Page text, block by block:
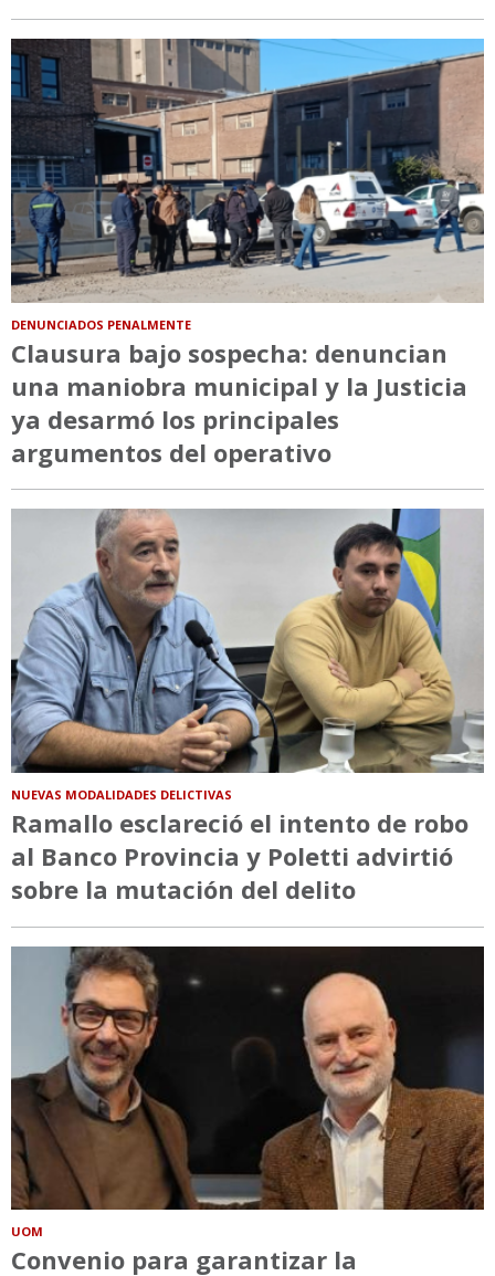
DENUNCIADOS PENALMENTE
Clausura bajo sospecha: denuncian
una maniobra municipal y la Justicia
ya desarmó los principales
argumentos del operativo
NUEVAS MODALIDADES DELICTIVAS
Ramallo esclareció el intento de robo
al Banco Provincia y Poletti advirtió
sobre la mutación del delito
UOM
Convenio para garantizar la